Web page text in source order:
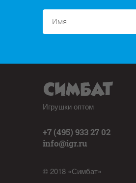
Игрушки оптом
+7 (495) 933 27 02
info@igr.ru
© 2018 «Симбат»